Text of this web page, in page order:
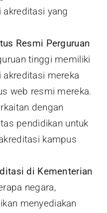
yang
Resmi Perguruan
tinggi memiliki
mereka
web resmi mereka.
dengan
pendidikan untuk
kampus
di Kementerian
negara,
menyediakan